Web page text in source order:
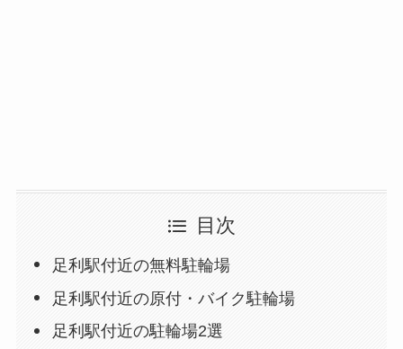
目次
足利駅付近の無料駐輪場
足利駅付近の原付・バイク駐輪場
足利駅付近の駐輪場2選